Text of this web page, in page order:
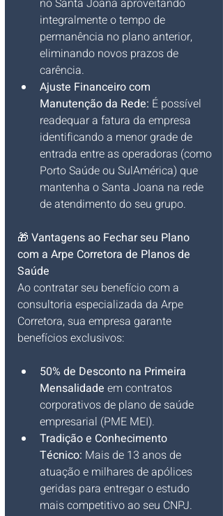
no Santa Joana aproveitando
integralmente o tempo de
permanência no plano anterior,
eliminando novos prazos de
carência.
Ajuste Financeiro com
Manutenção da Rede: É possível
readequar a fatura da empresa
identificando a menor grade de
entrada entre as operadoras (como
Porto Saúde ou SulAmérica) que
mantenha o Santa Joana na rede
de atendimento do seu grupo.
🎁 Vantagens ao Fechar seu Plano
com a Arpe Corretora de Planos de
Saúde
Ao contratar seu benefício com a
consultoria especializada da Arpe
Corretora, sua empresa garante
benefícios exclusivos:
50% de Desconto na Primeira
Mensalidade em contratos
corporativos de plano de saúde
empresarial (PME MEI).
Tradição e Conhecimento
Técnico: Mais de 13 anos de
atuação e milhares de apólices
geridas para entregar o estudo
mais competitivo ao seu CNPJ.